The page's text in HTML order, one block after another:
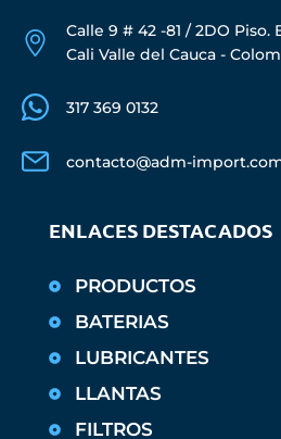
Calle 9 # 42 -81 / 2DO Piso.
Cali Valle del Cauca -
317 369 0132
contacto@adm-
ENLACES DESTACADOS
PRODUCTOS
BATERIAS
LUBRICANTES
LLANTAS
FILTROS